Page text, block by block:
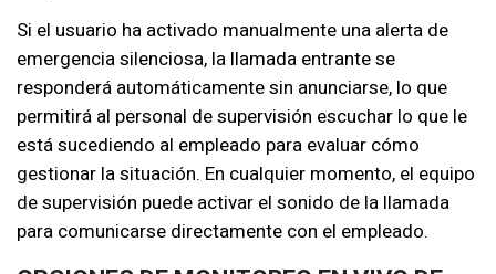
Si el usuario ha activado manualmente una alerta de
emergencia silenciosa, la llamada entrante se
responderá automáticamente sin anunciarse, lo que
permitirá al personal de supervisión escuchar lo que le
está sucediendo al empleado para evaluar cómo
gestionar la situación. En cualquier momento, el equipo
de supervisión puede activar el sonido de la llamada
para comunicarse directamente con el empleado.